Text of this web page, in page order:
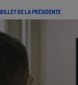
BILLET DE LA PRÉSIDENTE